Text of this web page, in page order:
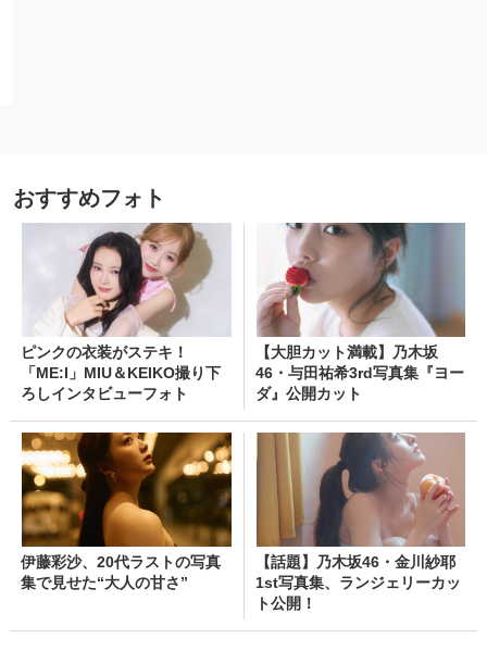
おすすめフォト
ピンクの衣装がステキ！
「ME:I」MIU＆KEIKO撮り下
ろしインタビューフォト
【大胆カット満載】乃木坂
46・与田祐希3rd写真集『ヨー
ダ』公開カット
伊藤彩沙、20代ラストの写真
集で見せた“大人の甘さ”
【話題】乃木坂46・金川紗耶
1st写真集、ランジェリーカッ
ト公開！